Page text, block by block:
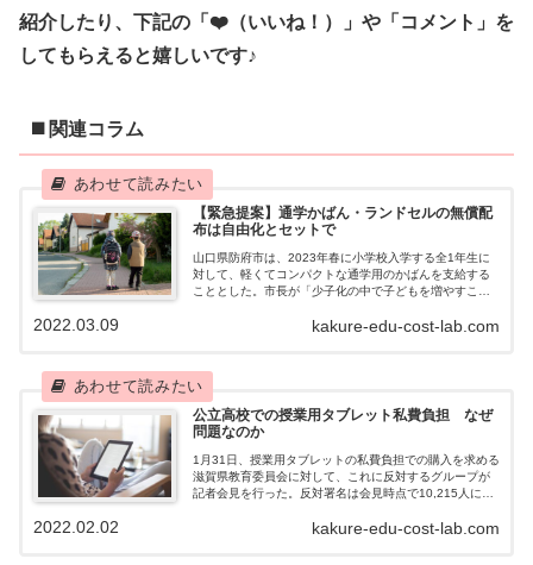
紹介したり、下記の「❤️（いいね！）」や「コメント」を
してもらえると嬉しいです♪
◼️ 関連コラム
【緊急提案】通学かばん・ランドセルの無償配
布は自由化とセットで
山口県防府市は、2023年春に小学校入学する全1年生に
対して、軽くてコンパクトな通学用のかばんを支給する
こととした。市長が「少子化の中で子どもを増やすこと
い」と述べている通り、家庭の経済的負...
kakure-edu-cost-lab.com
2022.03.09
公立高校での授業用タブレット私費負担 なぜ
問題なのか
1月31日、授業用タブレットの私費負担での購入を求める
滋賀県教育委員会に対して、これに反対するグループが
記者会見を行った。反対署名は会見時点で10,215人に達
ている授業用タブレットは5～1...kakure-edu-cost-lab.com
2022.02.02